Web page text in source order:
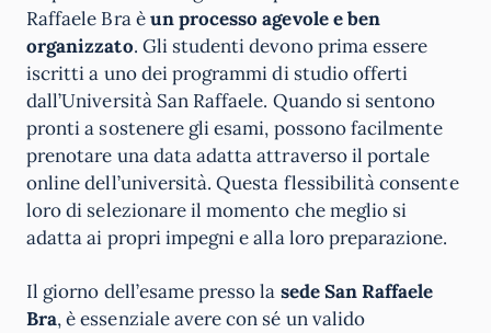
Raffaele Bra èun processo agevole e ben
organizzato. Gli studenti devono prima essere
iscritti a uno dei programmi di studio offerti
dall’Università San Raffaele. Quando si sentono
pronti a sostenere gli esami, possono facilmente
prenotare una data adatta attraverso il portale
online dell’università. Questa flessibilità consente
loro di selezionare il momento che meglio si
adatta ai propri impegni e alla loro preparazione.
Il giorno dell’esame presso la sede San Raffaele
Bra, è essenziale avere con sé un valido